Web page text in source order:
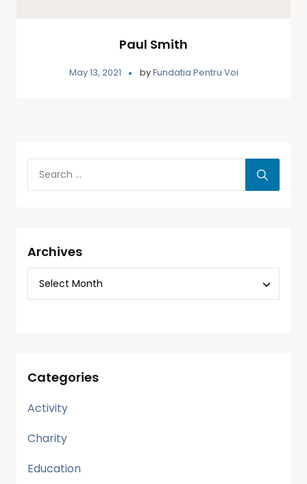
Paul Smith
May 13, 2021 byFundatia Pentru Voi
Archives
Categories
Activity
Charity
Education